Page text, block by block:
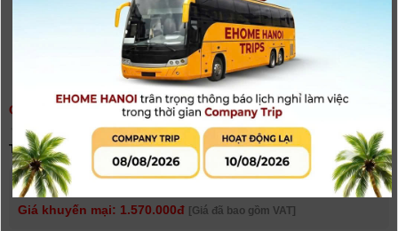
GIMBAL DJI OSMO MOBILE 7 - CHÍNH HÃNG
(0người đánh giá)
Tình trạng:
Có hàng
Giá niêm yết:
Giá khuyến mại: 1.570.000đ [Giá đã bao gồm VAT]